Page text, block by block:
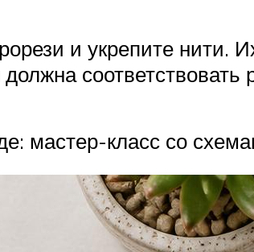
и укрепите нити.
соответствовать
мастер-класс со